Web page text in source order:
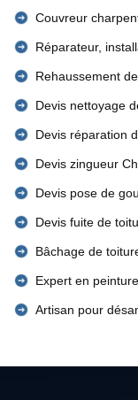
Couvreur
Réparateur,
Rehaussement
Devis nettoyage
Devis réparation
Devis zingueur
Devis pose de
Devis fuite de
Bâchage de
Expert en
Artisan pour